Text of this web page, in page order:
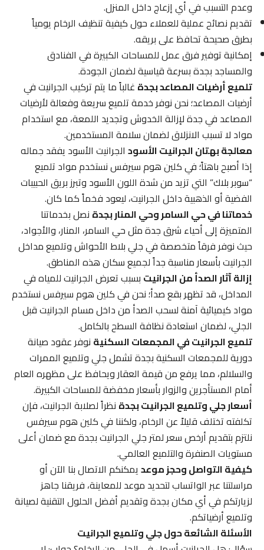
وعدم التسبب في أي إزعاج داخل المنزل.
تقديم نصائح عملية للعملاء حول كيفية تنظيف الرخام يومياً
بطرق صحيحة تحافظ على بريقه.
إمكانية توفير فرق عمل للمساحات الكبيرة في الفنادق
والمساجد بجدة بسرعة قياسية لضمان الجودة.
تلميع أرضيات المصاعد بجدةغالباً ما يتم تركيب الجرانيت في
أرضيات المصاعد؛ نحن نوفر خدمة تلميع سريعة وفعالة لأرضيات
المصاعد في جدة لإزالة الخدوش وتجديد اللمعة، مع استخدام
مواد لا تسبب الانزلاق لضمان سلامة المستخدمين.
معالجة بهتان الجرانيت الأسودالجرانيت الأسود يفقد جماله
إذا أصبح باهتاً؛ في كلين هوم سيرفس نستخدم مواد تلميع
“سوبر بلاك” التي تزيد من شدة اللون الأسود وتبرز بريق الحبيبات
الفضية أو الذهبية داخل الجرانيت، ليعود فخماً كما كان.
خدماتنا في حي السامر وحي المنار بجدةنصل بخدماتنا
المتميزة إلى أحياء شرق جدة مثل حي السامر، المنار، والأجواد،
حيث نوفر فرقاً متخصصة في جلي بلاط الأحواش وتلميع مداخل
الجرانيت بأسعار مناسبة جداً لجميع سكان هذه المناطق.
إزالة آثار الصدأ من الجرانيتبسبب تعرض الجرانيت للمياه في
المداخل، قد تظهر بقع صدأ؛ نحن في كلين هوم سيرفس نستخدم
مواد كيميائية آمنة لسحب الصدأ من داخل مسام الجرانيت قبل
الجلي، لضمان استعادة نظافة السطح بالكامل.
تلميع الجرانيت في المجمعات السكنيةنوفر عقود صيانة
دورية للمجمعات السكنية بجدة تشمل جلي وتلميع الممرات
والسلالم، مما يرفع من قيمة العقار ويحافظ على مظهره العام
أمام المستأجرين والزوار بأسعار مخفضة للمساحات الكبيرة.
أسعار جلي وتلميع الجرانيت بجدةنظراً لصلابة الجرانيت، فإن
تكلفته تختلف قليلاً عن الرخام، ولكننا في كلين هوم سيرفس
نلتزم بتقديم أرخص سعر لمتر جلي الجرانيت بجدة مع ضمان أعلى
مستويات الصنفرة والتلميع العالمي.
كيفية التواصل وحجز موعديمكنكم الاتصال بنا الآن أو
مراسلتنا عبر الواتساب لتحديد موعد للمعاينة، فريقنا جاهز
لزيارتكم في أي مكان بجدة وتقديم أفضل الحلول التقنية لصيانة
وتلميع أرضياتكم.
الأسئلة الشائعة حول جلي وتلميع الجرانيت